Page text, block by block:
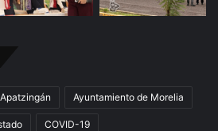
Apatzingán Ayuntamiento de Morelia
COVID-19